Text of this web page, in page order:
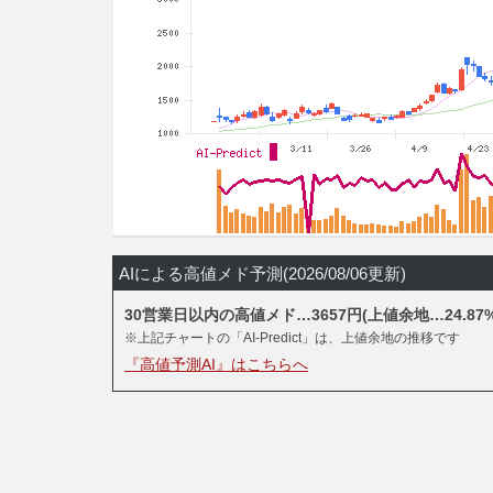
AIによる高値メド予測(2026/08/06更新)
30営業日以内の高値メド…3657円(上値余地
※上記チャートの「AI-Predict」は、上値余地の推移です
『高値予測AI』はこちらへ